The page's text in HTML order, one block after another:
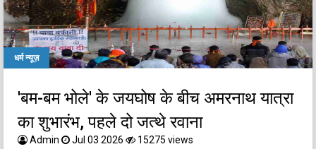
धर्म न्यूज़
'बम-बम भोले' के जयघोष के बीच अमरनाथ यात्रा
का शुभारंभ, पहले दो जत्थे रवाना
Admin Jul 03 2026 15275 views